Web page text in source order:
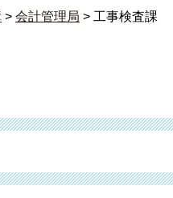
> 会計管理局 > 工事検査課